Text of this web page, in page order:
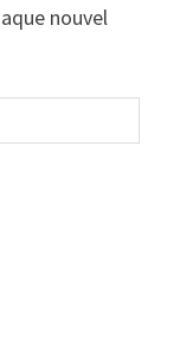
nouvel